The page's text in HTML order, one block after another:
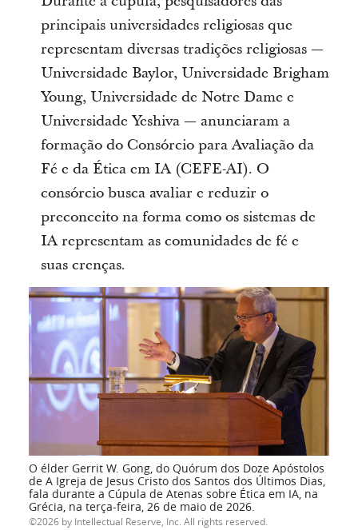
principais universidades religiosas que
representam diversas tradições religiosas —
Universidade Baylor, Universidade Brigham
Young, Universidade de Notre Dame e
Universidade Yeshiva — anunciaram a
formação do Consórcio para Avaliação da
Fé e da Ética em IA (CEFE-AI). O
consórcio busca avaliar e reduzir o
preconceito na forma como os sistemas de
IA representam as comunidades de fé e
suas crenças.
O élder Gerrit W. Gong, do Quórum dos Doze Apóstolos
de A Igreja de Jesus Cristo dos Santos dos Últimos Dias,
fala durante a Cúpula de Atenas sobre Ética em IA, na
Grécia, na terça-feira, 26 de maio de 2026.
2026 by Intellectual Reserve, Inc. All rights reserved.